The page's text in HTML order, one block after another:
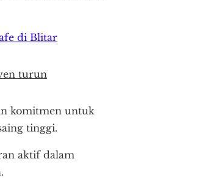
di Blitar
turun
komitmen untuk
tinggi.
aktif dalam